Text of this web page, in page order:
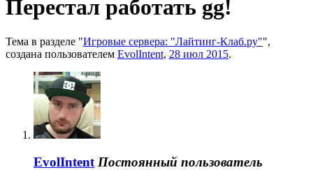
Перестал работать gg!
Тема в разделе "Игровые сервера: "Лайтинг-Клаб.ру"",
создана пользователем EvolIntent, 28 июл 2015.
EvolIntent Постоянный пользователь